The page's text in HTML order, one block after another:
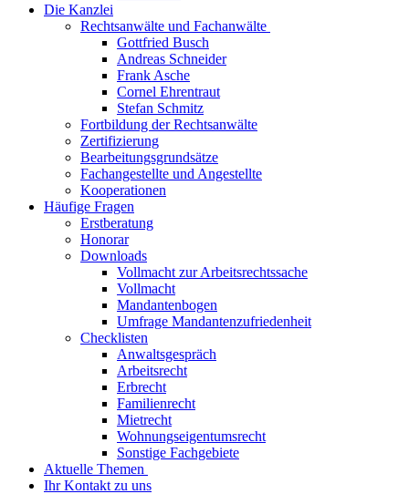
Die Kanzlei
Rechtsanwälte und Fachanwälte
Gottfried Busch
Andreas Schneider
Frank Asche
Cornel Ehrentraut
Stefan Schmitz
Fortbildung der Rechtsanwälte
Zertifizierung
Bearbeitungsgrundsätze
Fachangestellte und Angestellte
Kooperationen
Häufige Fragen
Erstberatung
Honorar
Downloads
Vollmacht zur Arbeitsrechtssache
Vollmacht
Mandantenbogen
Umfrage Mandantenzufriedenheit
Checklisten
Anwaltsgespräch
Arbeitsrecht
Erbrecht
Familienrecht
Mietrecht
Wohnungseigentumsrecht
Sonstige Fachgebiete
Aktuelle Themen
Ihr Kontakt zu uns